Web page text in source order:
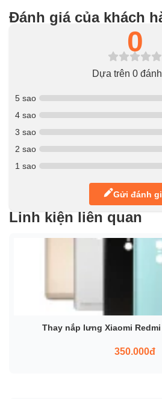
Đánh giá của khách
0
Dựa trên 0
5 sao
4 sao
3 sao
2 sao
1 sao
Gửi đánh
Linh kiện liên quan
Thay nắp lưng Xiaomi
350.000đ